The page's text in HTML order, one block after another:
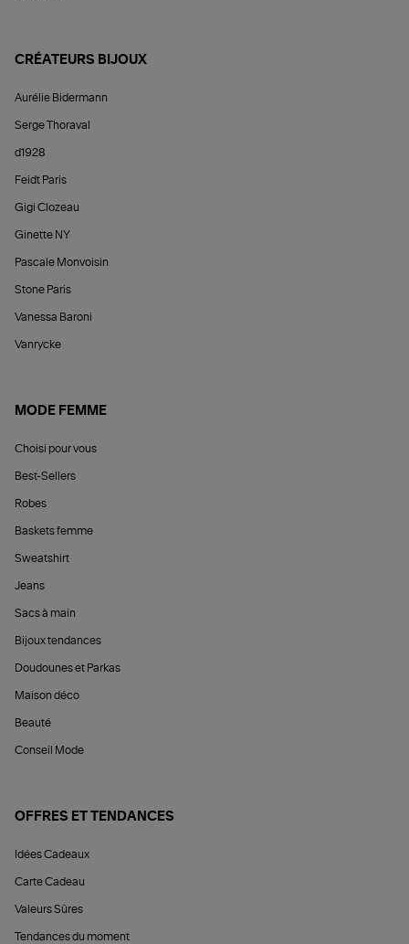
CRÉATEURS BIJOUX
Aurélie Bidermann
Serge Thoraval
d1928
Feidt Paris
Gigi Clozeau
Ginette NY
Pascale Monvoisin
Stone Paris
Vanessa Baroni
Vanrycke
MODE FEMME
Choisi pour vous
Best-Sellers
Robes
Baskets femme
Sweatshirt
Jeans
Sacs à main
Bijoux tendances
Doudounes et Parkas
Maison déco
Beauté
Conseil Mode
OFFRES ET TENDANCES
Idées Cadeaux
Carte Cadeau
Valeurs Sûres
Tendances du moment